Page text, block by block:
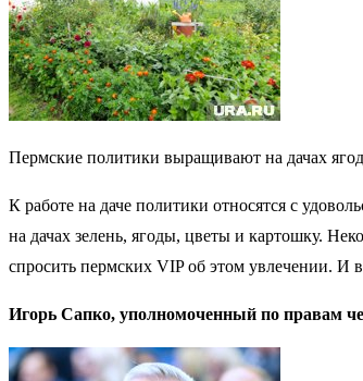
Пермские политики выращивают на дачах
К работе на даче политики относятся с
на дачах зелень, ягоды, цветы и картошку.
спросить пермских VIP об этом увлечении. И
Игорь Сапко, уполномоченный по правам